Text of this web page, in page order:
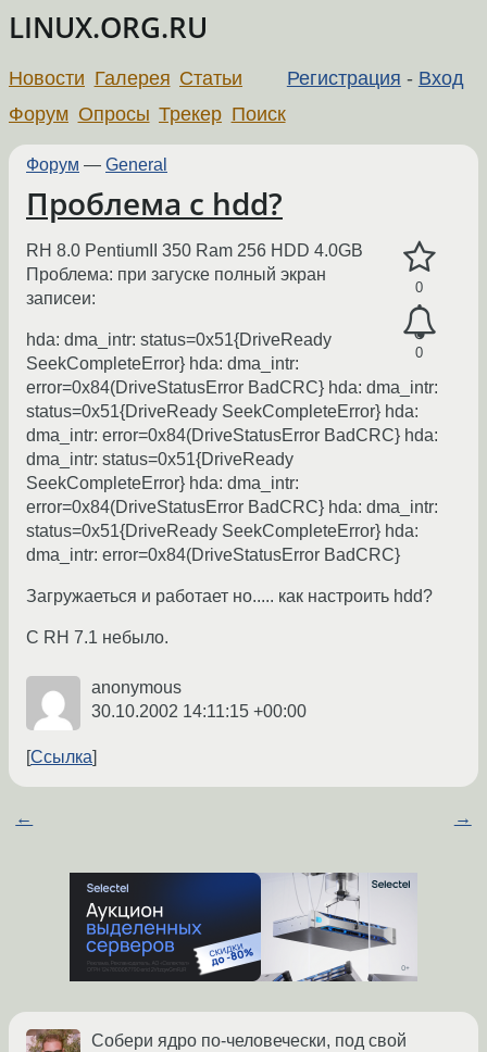
LINUX.ORG.RU
Регистрация - Вход
Новости Галерея Статьи
Форум Опросы Трекер Поиск
Форум — General
Проблема с hdd?
0
0
RH 8.0 PentiumII 350 Ram 256 HDD 4.0GB
Проблема: при загуске полный экран
записеи:
hda: dma_intr: status=0x51{DriveReady
SeekCompleteError} hda: dma_intr:
error=0x84(DriveStatusError BadCRC} hda: dma_intr:
status=0x51{DriveReady SeekCompleteError} hda:
dma_intr: error=0x84(DriveStatusError BadCRC} hda:
dma_intr: status=0x51{DriveReady
SeekCompleteError} hda: dma_intr:
error=0x84(DriveStatusError BadCRC} hda: dma_intr:
status=0x51{DriveReady SeekCompleteError} hda:
dma_intr: error=0x84(DriveStatusError BadCRC}
Загружаеться и работает но..... как настроить hdd?
С RH 7.1 небыло.
anonymous
30.10.2002 14:11:15 +00:00
Ссылка
← →
Собери ядро по-человечески, под свой